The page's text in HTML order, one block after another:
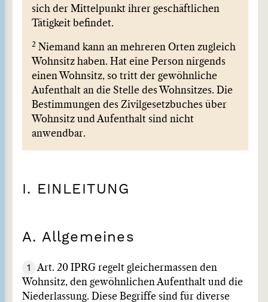
sich der Mittelpunkt ihrer geschäftlichen
Tätigkeit befindet.
2 Niemand kann an mehreren Orten zugleich
Wohnsitz haben. Hat eine Person nirgends
einen Wohnsitz, so tritt der gewöhnliche
Aufenthalt an die Stelle des Wohnsitzes. Die
Bestimmungen des Zivilgesetzbuches über
Wohnsitz und Aufenthalt sind nicht
anwendbar.
I. EINLEITUNG
A. Allgemeines
1
Art. 20 IPRG regelt gleichermassen den
Wohnsitz, den gewöhnlichen Aufenthalt und die
Niederlassung. Diese Begriffe sind für diverse